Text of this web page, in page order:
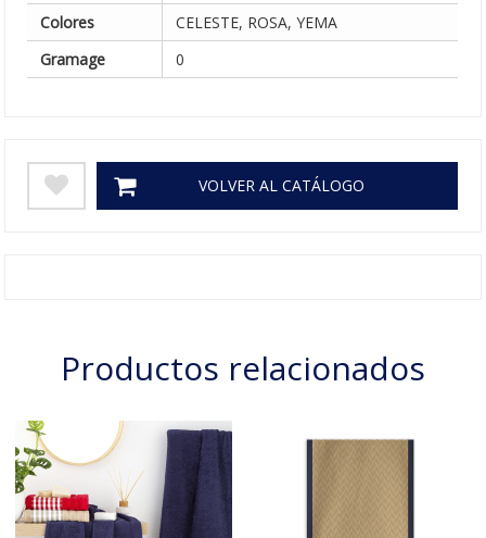
Colores
CELESTE, ROSA, YEMA
Gramage
0
VOLVER AL CATÁLOGO
Productos relacionados